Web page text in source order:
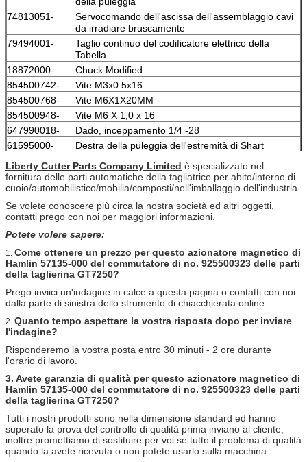
74813051-
Servocomando dell'ascissa dell'assemblaggio cavi
da irradiare bruscamente
79494001-
Taglio continuo del codificatore elettrico della
Tabella
18872000-
Chuck Modified
854500742-
Vite M3x0.5x16
854500768-
Vite M6X1X20MM
854500948-
Vite M6 X 1,0 x 16
647990018-
Dado, inceppamento 1/4 -28
61595000-
Destra della puleggia dell'estremità di Shart
Liberty Cutter Parts Company Limited è specializzato nel
fornitura delle parti automatiche della tagliatrice per abito/interno di
cuoio/automobilistico/mobilia/composti/nell'imballaggio dell'industria.
Se volete conoscere più circa la nostra società ed altri oggetti,
contatti prego con noi per maggiori informazioni.
Potete volere sapere:
1. Come ottenere un prezzo per questo azionatore magnetico di
Hamlin 57135-000 del commutatore di no. 925500323 delle parti
della taglierina GT7250?
Prego inviici un'indagine in calce a questa pagina o contatti con noi
dalla parte di sinistra dello strumento di chiacchierata online.
2. Quanto tempo aspettare la vostra risposta dopo per inviare
l'indagine?
Risponderemo la vostra posta entro 30 minuti - 2 ore durante
l'orario di lavoro.
3. Avete garanzia di qualità per questo azionatore magnetico di
Hamlin 57135-000 del commutatore di no. 925500323 delle parti
della taglierina GT7250?
Tutti i nostri prodotti sono nella dimensione standard ed hanno
superato la prova del controllo di qualità prima inviano al cliente,
inoltre promettiamo di sostituire per voi se tutto il problema di qualità
quando la avete ricevuta o non potete usarlo sulla macchina.